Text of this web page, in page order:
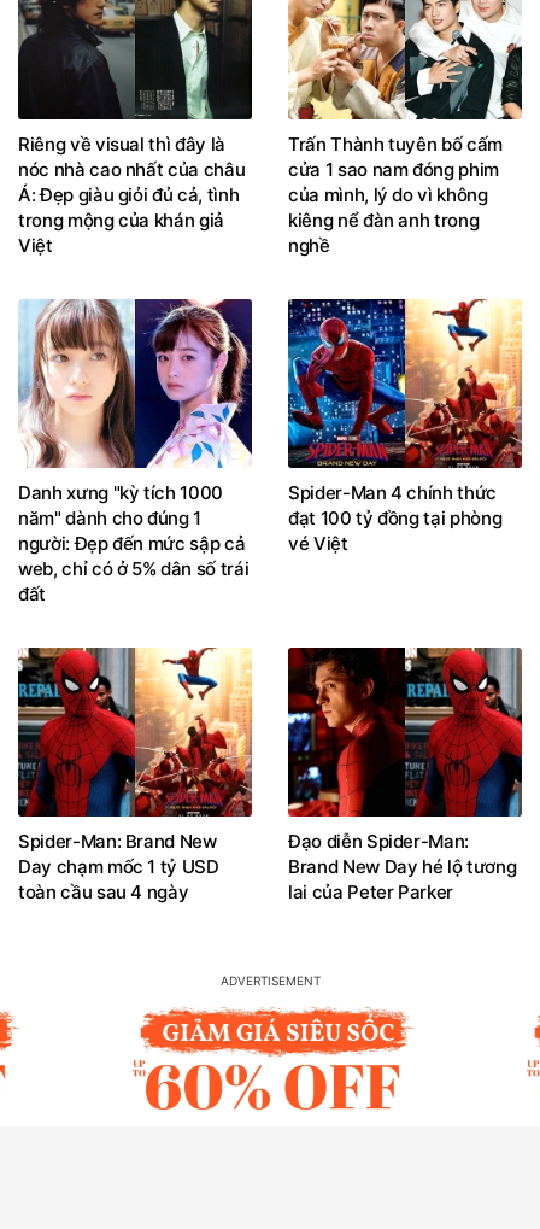
Riêng về visual thì đây là
nóc nhà cao nhất của châu
Á: Đẹp giàu giỏi đủ cả, tình
trong mộng của khán giả
Việt
Trấn Thành tuyên bố cấm
cửa 1 sao nam đóng phim
của mình, lý do vì không
kiêng nể đàn anh trong
nghề
Danh xưng "kỳ tích 1000
năm" dành cho đúng 1
người: Đẹp đến mức sập cả
web, chỉ có ở 5% dân số trái
đất
Spider-Man 4 chính thức
đạt 100 tỷ đồng tại phòng
vé Việt
Spider-Man: Brand New
Day chạm mốc 1 tỷ USD
toàn cầu sau 4 ngày
Đạo diễn Spider-Man:
Brand New Day hé lộ tương
lai của Peter Parker